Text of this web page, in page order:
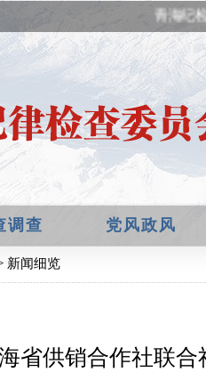
青海纪
调查 党风政风
新闻细览
省供销合作社联